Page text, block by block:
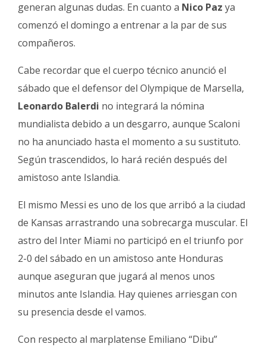
generan algunas dudas. En cuanto a Nico Paz ya
comenzó el domingo a entrenar a la par de sus
compañeros.
Cabe recordar que el cuerpo técnico anunció el
sábado que el defensor del Olympique de Marsella,
Leonardo Balerdi no integrará la nómina
mundialista debido a un desgarro, aunque Scaloni
no ha anunciado hasta el momento a su sustituto.
Según trascendidos, lo hará recién después del
amistoso ante Islandia.
El mismo Messi es uno de los que arribó a la ciudad
de Kansas arrastrando una sobrecarga muscular. El
astro del Inter Miami no participó en el triunfo por
2-0 del sábado en un amistoso ante Honduras
aunque aseguran que jugará al menos unos
minutos ante Islandia. Hay quienes arriesgan con
su presencia desde el vamos.
Con respecto al marplatense Emiliano “Dibu”